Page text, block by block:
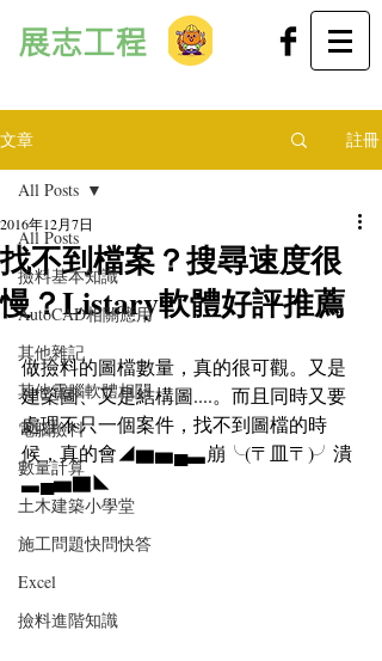
展志工程
文章 註冊
All Posts
撿料基本知識
AutoCAD相關應用
其他雜記
其他電腦軟體相關
電腦撿料
數量計算
土木建築小學堂
施工問題快問快答
Excel
撿料進階知識
All Posts
找不到檔案？搜尋速度很
慢？Listary軟體好評推薦
2016年12月7日
做撿料的圖檔數量，真的很可觀。又是
建築圖、又是結構圖....。而且同時又要
處理不只一個案件，找不到圖檔的時
候，真的會◢▆▅▄▃崩╰(〒皿〒)╯潰
▃▄▅▇◣